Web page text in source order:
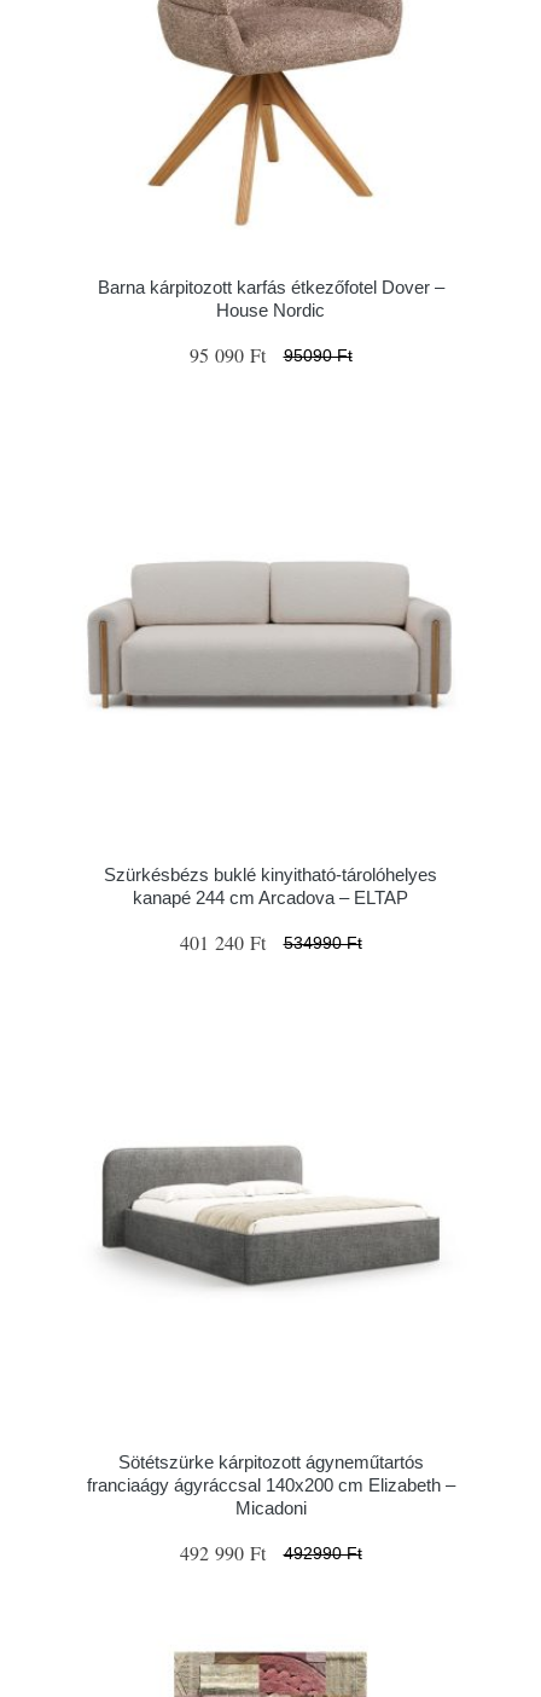
Barna kárpitozott karfás étkezőfotel Dover –
House Nordic
95 090 Ft 95090 Ft
Szürkésbézs buklé kinyitható-tárolóhelyes
kanapé 244 cm Arcadova – ELTAP
401 240 Ft 534990 Ft
Sötétszürke kárpitozott ágyneműtartós
franciaágy ágyráccsal 140x200 cm Elizabeth –
Micadoni
492 990 Ft 492990 Ft